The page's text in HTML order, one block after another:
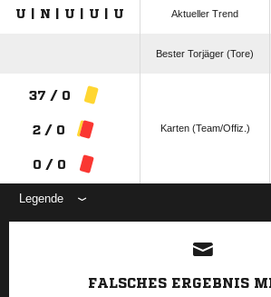
U | N | U | U | U Aktueller Trend
Bester Torjäger (Tore)
37 / 0
2 / 0
0 / 0
Karten (Team/Offiz.)
Legende
ANZEIGE
FALSCHES ERGEBNIS